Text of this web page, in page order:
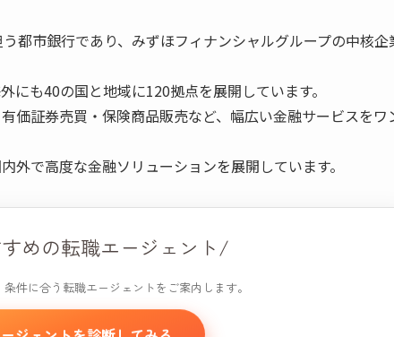
都市銀行であり、みずほフィナンシャルグループの中核企
も40の国と地域に120拠点を展開しています。
価証券売買・保険商品販売など、幅広い金融サービスをワ
外で高度な金融ソリューションを展開しています。
めの転職エージェント/
件に合う転職エージェントをご案内します。